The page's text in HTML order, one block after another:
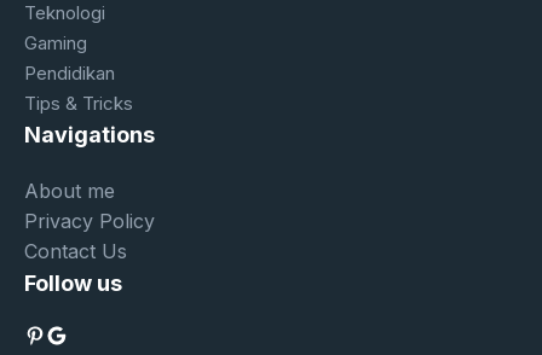
Teknologi
Gaming
Pendidikan
Tips & Tricks
Navigations
About me
Privacy Policy
Contact Us
Follow us
Pinterest
Google